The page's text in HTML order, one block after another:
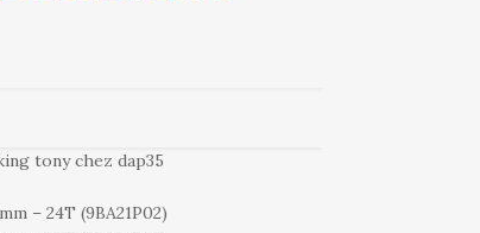
tony chez dap35
– 24T (9BA21P02)